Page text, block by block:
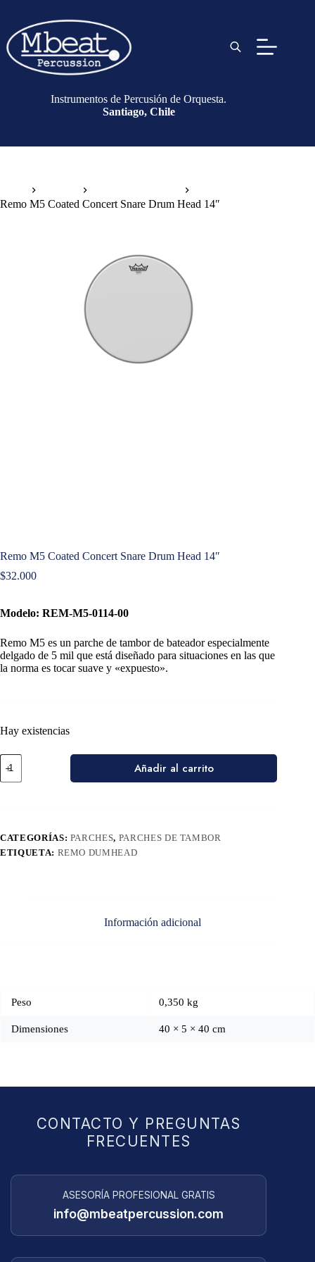
Instrumentos de Percusión de Orquesta.
Santiago, Chile
Remo M5 Coated Concert Snare Drum Head 14″
Remo M5 Coated Concert Snare Drum Head 14″
$32.000
Modelo: REM-M5-0114-00
Remo M5 es un parche de tambor de bateador especialmente
delgado de 5 mil que está diseñado para situaciones en las que
la norma es tocar suave y «expuesto».
Hay existencias
Añadir al carrito
CATEGORÍAS: PARCHES, PARCHES DE TAMBOR
ETIQUETA: REMO DUMHEAD
Información adicional
Peso 0,350 kg
Dimensiones 40 × 5 × 40 cm
CONTACTO Y PREGUNTAS
FRECUENTES
ASESORÍA PROFESIONAL GRATIS
info@mbeatpercussion.com